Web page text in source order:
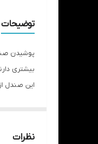
وزن تک
توضیحات
پوشیدن
بیشتری
نظرات